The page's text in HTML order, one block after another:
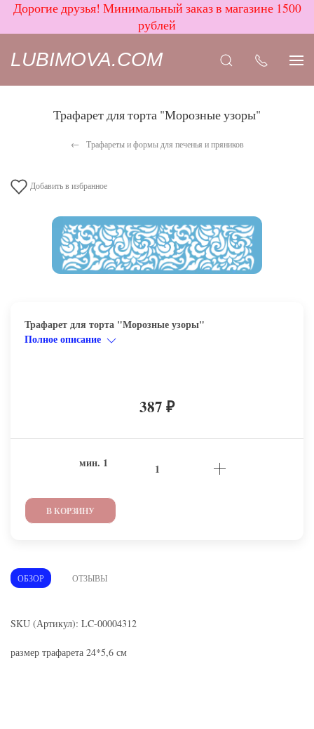
Дорогие друзья! Минимальный заказ в магазине 1500
рублей
LUBIMOVA.COM
Трафарет для торта "Морозные узоры"
Трафареты и формы для печенья и пряников
Добавить в избранное
Трафарет для торта "Морозные узоры"
Полное описание
387 ₽
мин. 1
В КОРЗИНУ
ОБЗОР ОТЗЫВЫ
SKU (Артикул): LC-00004312
размер трафарета 24*5,6 см